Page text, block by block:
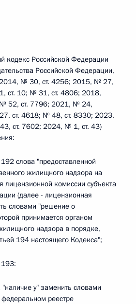
кодекс Российской Федерации
Российской Федерации,
№ 30, ст. 4256; 2015, № 27,
ст. 10; № 31, ст. 4806; 2018,
52, ст. 7796; 2021, № 24,
ст. 4618; № 48, ст. 8330; 2023,
ст. 7602; 2024, № 1, ст. 43)
192 слова "предоставленной
жилищного надзора на
лицензионной комиссии субъекта
(далее - лицензионная
словами "решение о
принимается органом
надзора в порядке,
194 настоящего Кодекса";
193:
"наличие у" заменить словами
реестре